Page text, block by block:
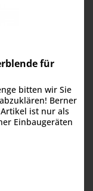
für
bitten wir Sie
Berner
Artikel ist nur als
Einbaugeräten